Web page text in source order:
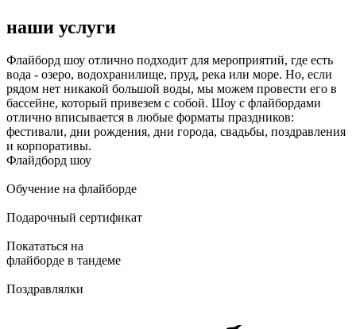
наши услуги
Флайборд шоу отлично подходит для мероприятий, где есть
вода - озеро, водохранилище, пруд, река или море. Но, если
рядом нет никакой большой воды, мы можем провести его в
бассейне, который привезем с собой. Шоу с флайбордами
отлично вписывается в любые форматы праздников:
фестивали, дни рождения, дни города, свадьбы, поздравления
и корпоративы.
Флайдборд шоу
Обучение на флайборде
Подарочный сертификат
Покататься на
флайборде в тандеме
Поздравлялки